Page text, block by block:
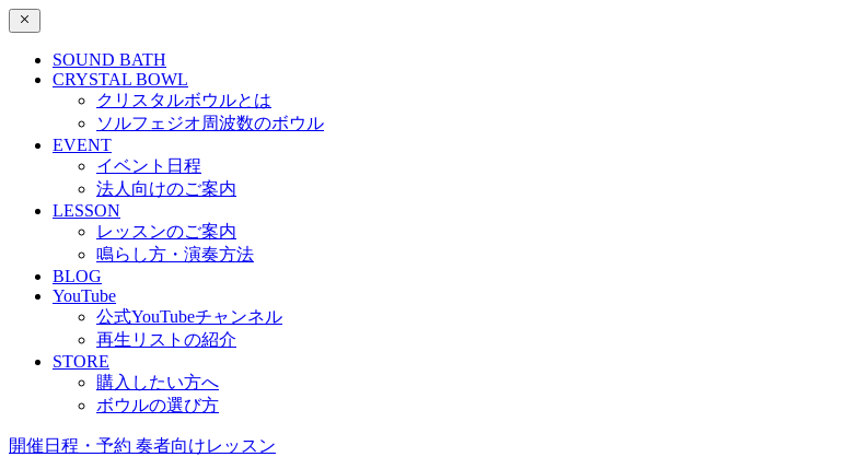
SOUND BATH
CRYSTAL BOWL
クリスタルボウルとは
ソルフェジオ周波数のボウル
EVENT
イベント日程
法人向けのご案内
LESSON
レッスンのご案内
鳴らし方・演奏方法
BLOG
YouTube
公式YouTubeチャンネル
再生リストの紹介
STORE
購入したい方へ
ボウルの選び方
開催日程・予約 奏者向けレッスン